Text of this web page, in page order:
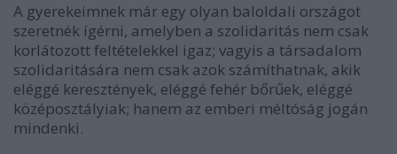
A gyerekeimnek már egy olyan baloldali országot
szeretnék ígérni, amelyben a szolidaritás nem csak
korlátozott feltételekkel igaz; vagyis a társadalom
szolidaritására nem csak azok számíthatnak, akik
eléggé keresztények, eléggé fehér bőrűek, eléggé
középosztályiak; hanem az emberi méltóság jogán
mindenki.